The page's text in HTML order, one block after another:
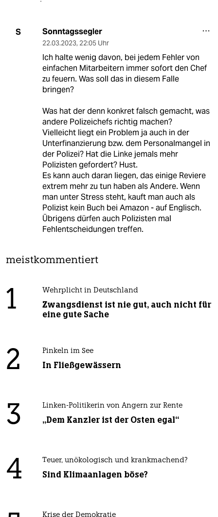
S Sonntagssegler
22.03.2023, 22:05 Uhr
Ich halte wenig davon, bei jedem Fehler von
einfachen Mitarbeitern immer sofort den Chef
zu feuern. Was soll das in diesem Falle
bringen?
Was hat der denn konkret falsch gemacht, was
andere Polizeichefs richtig machen?
Vielleicht liegt ein Problem ja auch in der
Unterfinanzierung bzw. dem Personalmangel in
der Polizei? Hat die Linke jemals mehr
Polizisten gefordert? Hust.
Es kann auch daran liegen, das einige Reviere
extrem mehr zu tun haben als Andere. Wenn
man unter Stress steht, kauft man auch als
Polizist kein Buch bei Amazon - auf Englisch.
Übrigens dürfen auch Polizisten mal
Fehlentscheidungen treffen.
meistkommentiert
1 Wehrplicht in Deutschland
Zwangsdienst ist nie gut, auch nicht für
eine gute Sache
2 Pinkeln im See
In Fließgewässern
3 Linken-Politikerin von Angern zur Rente
„Dem Kanzler ist der Osten egal“
4 Teuer, unökologisch und krankmachend?
Sind Klimaanlagen böse?
Krise der Demokratie